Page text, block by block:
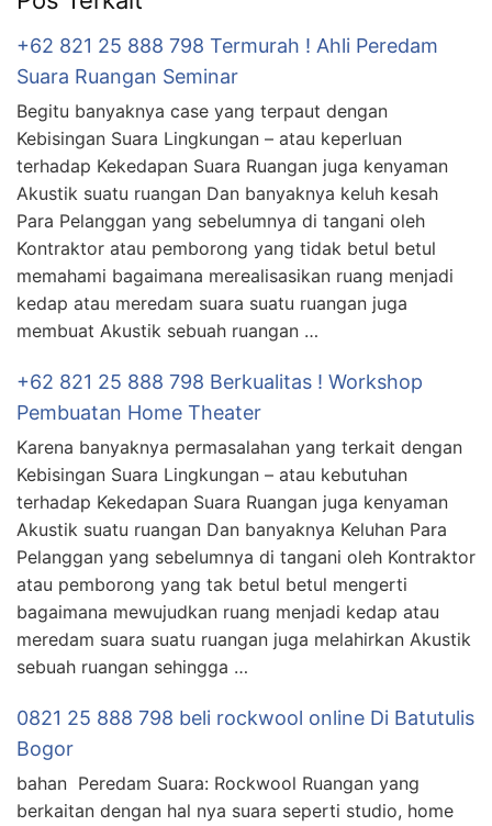
+62 821 25 888 798 Termurah ! Ahli Peredam
Suara Ruangan Seminar
Begitu banyaknya case yang terpaut dengan
Kebisingan Suara Lingkungan – atau keperluan
terhadap Kekedapan Suara Ruangan juga kenyaman
Akustik suatu ruangan Dan banyaknya keluh kesah
Para Pelanggan yang sebelumnya di tangani oleh
Kontraktor atau pemborong yang tidak betul betul
memahami bagaimana merealisasikan ruang menjadi
kedap atau meredam suara suatu ruangan juga
membuat Akustik sebuah ruangan …
+62 821 25 888 798 Berkualitas ! Workshop
Pembuatan Home Theater
Karena banyaknya permasalahan yang terkait dengan
Kebisingan Suara Lingkungan – atau kebutuhan
terhadap Kekedapan Suara Ruangan juga kenyaman
Akustik suatu ruangan Dan banyaknya Keluhan Para
Pelanggan yang sebelumnya di tangani oleh Kontraktor
atau pemborong yang tak betul betul mengerti
bagaimana mewujudkan ruang menjadi kedap atau
meredam suara suatu ruangan juga melahirkan Akustik
sebuah ruangan sehingga …
0821 25 888 798 beli rockwool online Di Batutulis
Bogor
bahan Peredam Suara: Rockwool Ruangan yang
berkaitan dengan hal nya suara seperti studio, home